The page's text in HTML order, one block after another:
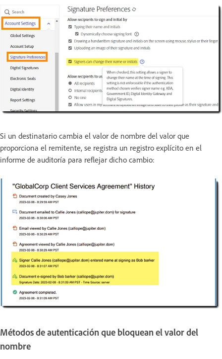
Si un destinatario cambia el valor de nombre del valor que
proporciona el remitente, se registra un registro explícito en el
informe de auditoría para reflejar dicho cambio:
Métodos de autenticación que bloquean el valor del
nombre